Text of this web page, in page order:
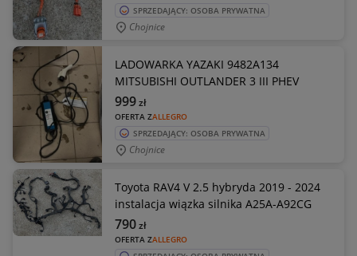
SPRZEDAJĄCY: OSOBA PRYWATNA
Chojnice
LADOWARKA YAZAKI 9482A134
MITSUBISHI OUTLANDER 3 III PHEV
OFERTA ZALLEGRO
999zł
SPRZEDAJĄCY: OSOBA PRYWATNA
Chojnice
Toyota RAV4 V 2.5 hybryda 2019 - 2024
instalacja wiązka silnika A25A-A92CG
OFERTA ZALLEGRO
790zł